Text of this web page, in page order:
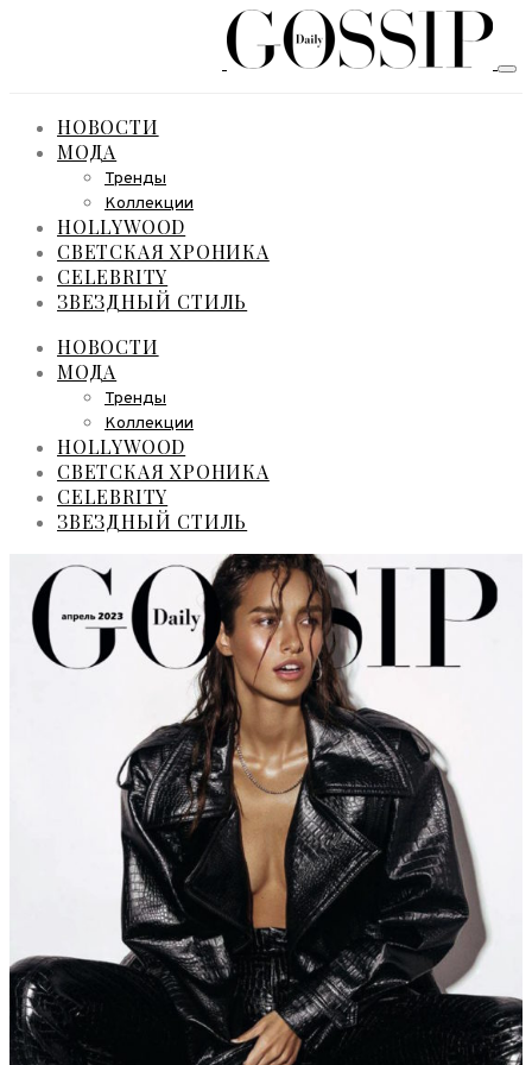
НОВОСТИ
МОДА
Тренды
Коллекции
HOLLYWOOD
СВЕТСКАЯ ХРОНИКА
CELEBRITY
ЗВЕЗДНЫЙ СТИЛЬ
НОВОСТИ
МОДА
Тренды
Коллекции
HOLLYWOOD
СВЕТСКАЯ ХРОНИКА
CELEBRITY
ЗВЕЗДНЫЙ СТИЛЬ